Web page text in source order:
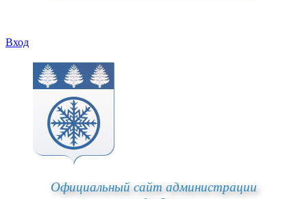
Вход
Официальный сайт администрации